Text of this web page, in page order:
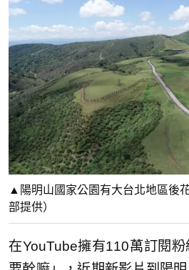
▲陽明山國家公園有大台北地區後
部提供）
在YouTube擁有110萬訂閱